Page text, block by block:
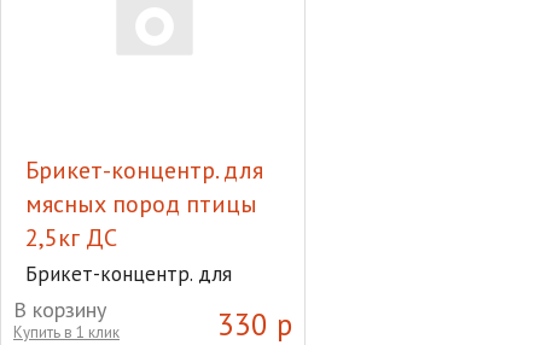
Брикет-концентр. для
мясных пород птицы
2,5кг ДС
Брикет-концентр. для
мясных пород птицы 2,5кг
ДС
330 р
В корзину
Купить в 1 клик